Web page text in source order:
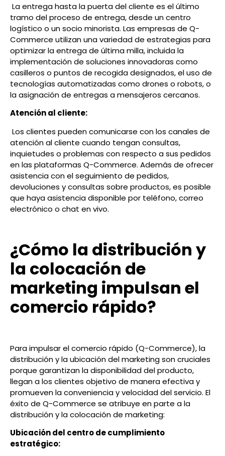
La entrega hasta la puerta del cliente es el último
tramo del proceso de entrega, desde un centro
logístico o un socio minorista. Las empresas de Q-
Commerce utilizan una variedad de estrategias para
optimizar la entrega de última milla, incluida la
implementación de soluciones innovadoras como
casilleros o puntos de recogida designados, el uso de
tecnologías automatizadas como drones o robots, o
la asignación de entregas a mensajeros cercanos.
Atención al cliente:
Los clientes pueden comunicarse con los canales de
atención al cliente cuando tengan consultas,
inquietudes o problemas con respecto a sus pedidos
en las plataformas Q-Commerce. Además de ofrecer
asistencia con el seguimiento de pedidos,
devoluciones y consultas sobre productos, es posible
que haya asistencia disponible por teléfono, correo
electrónico o chat en vivo.
¿Cómo la distribución y
la colocación de
marketing impulsan el
comercio rápido?
Para impulsar el comercio rápido (Q-Commerce), la
distribución y la ubicación del marketing son cruciales
porque garantizan la disponibilidad del producto,
llegan a los clientes objetivo de manera efectiva y
promueven la conveniencia y velocidad del servicio. El
éxito de Q-Commerce se atribuye en parte a la
distribución y la colocación de marketing:
Ubicación del centro de cumplimiento
estratégico: